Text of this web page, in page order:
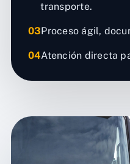
transporte.
03Proceso ágil,
04Atención directa